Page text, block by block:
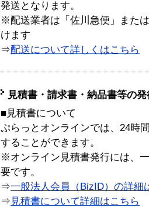
発送となります。
※配送業者は「佐川急便」また
けます
⇒配送について詳しくはこちら
見積書・請求書・納品書等の
■見積書について
ぷらっとオンラインでは、24時
することができます。
※オンライン見積書発行には、
要です。
⇒一般法人会員（BizID）の詳細
⇒ 見積書について詳細はこちら